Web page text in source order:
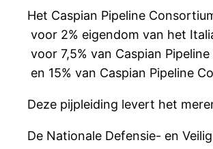
Het Caspian Pipeline
voor 2% eigendom van het
voor 7,5% van Caspian
en 15% van Caspian Pipeline
Deze pijpleiding levert het
De Nationale Defensie- en